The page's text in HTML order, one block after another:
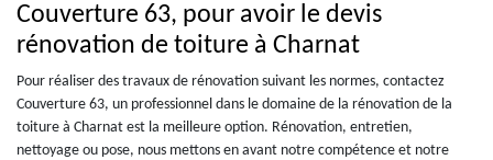
Couverture 63, pour avoir le devis
rénovation de toiture à Charnat
Pour réaliser des travaux de rénovation suivant les normes, contactez
Couverture 63, un professionnel dans le domaine de la rénovation de la
toiture à Charnat est la meilleure option. Rénovation, entretien,
nettoyage ou pose, nous mettons en avant notre compétence et notre